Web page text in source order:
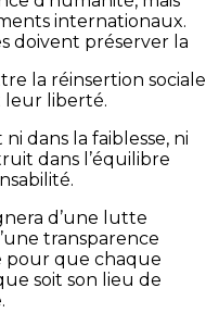
internationaux.
doivent préserver la
la réinsertion sociale
leur liberté.
dans la faiblesse, ni
dans l’équilibre
d’une lutte
transparence
pour que chaque
soit son lieu de